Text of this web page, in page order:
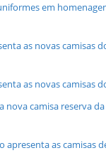
em
as novas camisas
as novas camisas
nova camisa reserva
apresenta as camisas